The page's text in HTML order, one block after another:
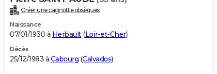
Créer une cagnotte obsèques
Naissance
07/01/1930 à Herbault(Loir-et-Cher)
Décès
25/12/1983 à Cabourg (Calvados)